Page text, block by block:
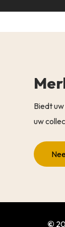
Biedt
uw
©